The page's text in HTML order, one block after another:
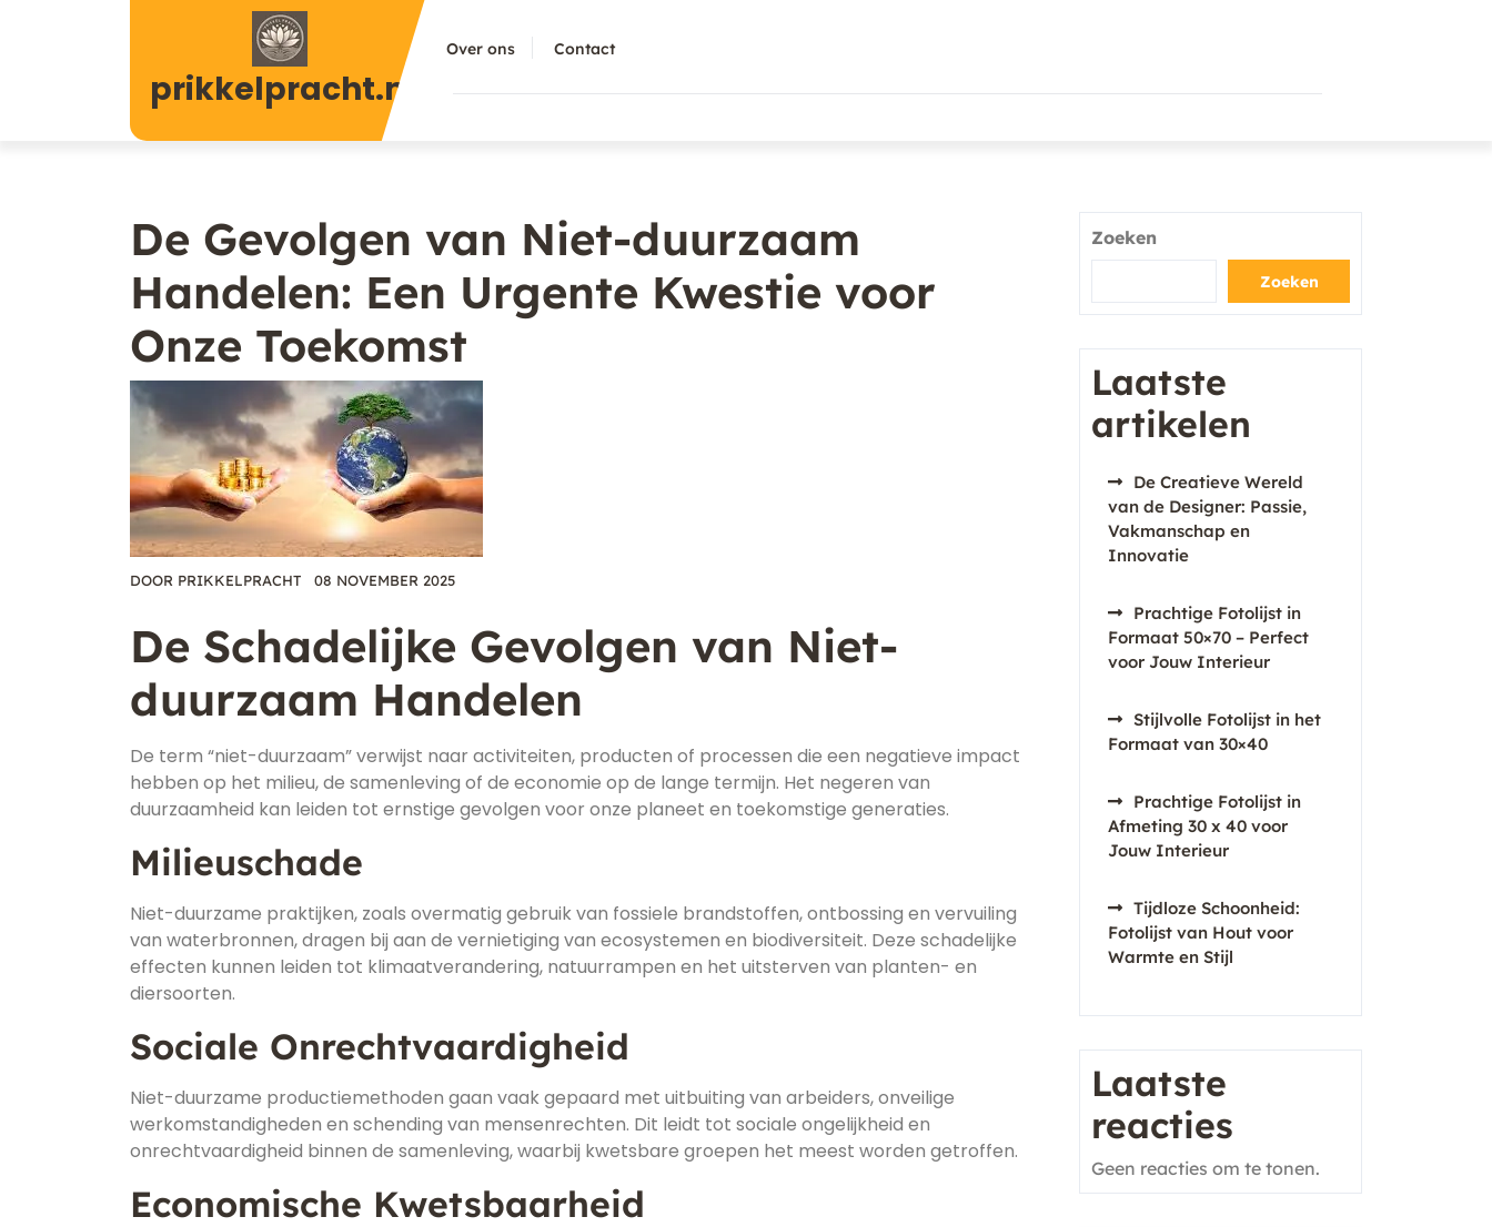
prikkelpracht.nl
Over ons Contact
De Gevolgen van Niet-duurzaam
Handelen: Een Urgente Kwestie voor
Onze Toekomst
DOOR PRIKKELPRACHT 08 NOVEMBER 2025
De Schadelijke Gevolgen van Niet-
duurzaam Handelen
De term “niet-duurzaam” verwijst naar activiteiten, producten of processen die een negatieve impact
hebben op het milieu, de samenleving of de economie op de lange termijn. Het negeren van
duurzaamheid kan leiden tot ernstige gevolgen voor onze planeet en toekomstige generaties.
Milieuschade
Niet-duurzame praktijken, zoals overmatig gebruik van fossiele brandstoffen, ontbossing en vervuiling
van waterbronnen, dragen bij aan de vernietiging van ecosystemen en biodiversiteit. Deze schadelijke
effecten kunnen leiden tot klimaatverandering, natuurrampen en het uitsterven van planten- en
diersoorten.
Sociale Onrechtvaardigheid
Niet-duurzame productiemethoden gaan vaak gepaard met uitbuiting van arbeiders, onveilige
werkomstandigheden en schending van mensenrechten. Dit leidt tot sociale ongelijkheid en
onrechtvaardigheid binnen de samenleving, waarbij kwetsbare groepen het meest worden getroffen.
Economische Kwetsbaarheid
Zoeken
Zoeken
Laatste
artikelen
De Creatieve Wereld
van de Designer: Passie,
Vakmanschap en
Innovatie
Prachtige Fotolijst in
Formaat 50×70 – Perfect
voor Jouw Interieur
Stijlvolle Fotolijst in het
Formaat van 30×40
Prachtige Fotolijst in
Afmeting 30 x 40 voor
Jouw Interieur
Tijdloze Schoonheid:
Fotolijst van Hout voor
Warmte en Stijl
Laatste
reacties
Geen reacties om te tonen.